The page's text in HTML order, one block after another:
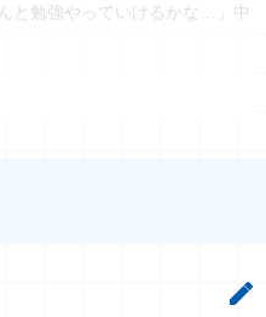
と勉強やっていけるかな…」中